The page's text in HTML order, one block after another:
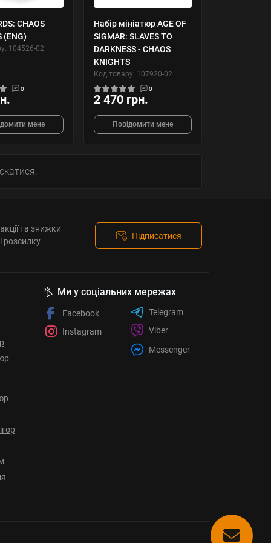
CHAOS
(ENG)
104526-02
0
мене
Набір мініатюр AGE OF
SIGMAR: SLAVES TO
DARKNESS - CHAOS
KNIGHTS
Код товару: 107920-02
0
2 470 грн.
Повідомити мене
та знижки
розсилку
Підписатися
Ми у соціальних мережах
Facebook
Instagram
Telegram
Viber
Messenger